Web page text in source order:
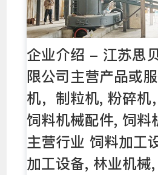
企业介绍 - 江苏思
限公司主营产品或
机，制粒机, 粉碎机
饲料机械配件, 饲料
主营行业 饲料加工
加工设备, 林业机械